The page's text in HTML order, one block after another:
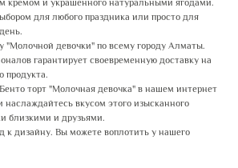
кремом и украшенного натуральными ягодами.
для любого праздника или просто для
"Молочной девочки" по всему городу Алматы.
гарантирует своевременную доставку на
продукта.
торт "Молочная девочка" в нашем интернет
наслаждайтесь вкусом этого изысканного
близкими и друзьями.
к дизайну. Вы можете воплотить у нашего